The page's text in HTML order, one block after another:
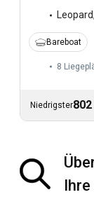
Leopard,
Bareboat
8
Niedrigster
Ihre